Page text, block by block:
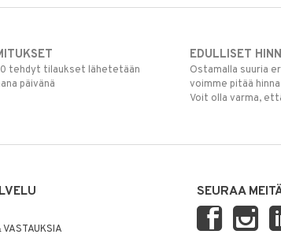
tehdyt tilaukset lähetetään
päivänä
EDULLISET
Ostamalla suuria
voimme pitää
Voit olla varma,
SEURAA